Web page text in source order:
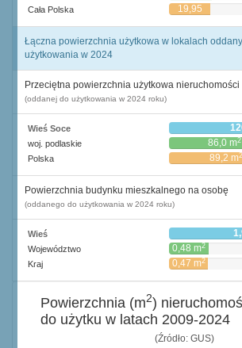
Cała Polska 19,95
Łączna powierzchnia użytkowa w lokalach
użytkowania w 2024
Przeciętna powierzchnia użytkowa nieruchomości
(oddanej do użytkowania w 2024 roku)
Wieś Soce
woj. podlaskie 86,0 m2
Polska 89,2 m2
Powierzchnia budynku mieszkalnego na osobę
(oddanego do użytkowania w 2024 roku)
Wieś
Województwo 0,48 m2
Kraj 0,47 m2
(Źródło: GUS)
Powierzchnia (m2)
do użytku w latach 2009-2024